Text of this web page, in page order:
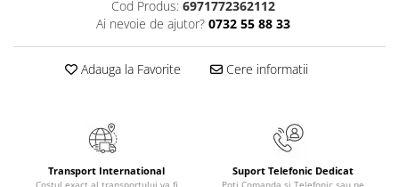
Cod Produs: 6971772362112
Ai nevoie de ajutor? 0732 55 88 33
Adauga la Favorite Cere informatii
Transport International Suport Telefonic Dedicat